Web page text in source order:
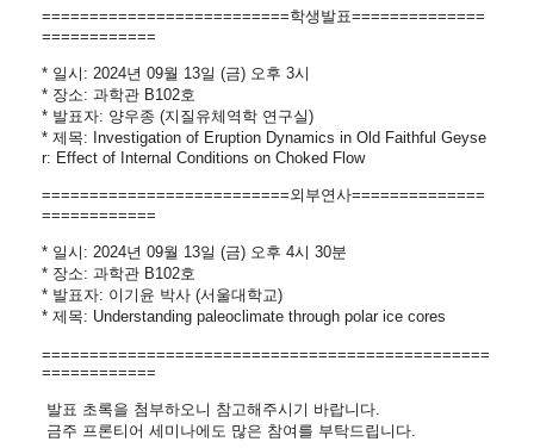
==========================학생발표==============
============
* 일시: 2024년 09월 13일 (금) 오후 3시
* 장소: 과학관 B102호
* 발표자: 양우종 (지질유체역학 연구실)
* 제목: Investigation of Eruption Dynamics in Old Faithful Geyse
r: Effect of Internal Conditions on Choked Flow
==========================외부연사==============
============
* 일시: 2024년 09월 13일 (금) 오후 4시 30분
* 장소: 과학관 B102호
* 발표자: 이기윤 박사 (서울대학교)
* 제목: Understanding paleoclimate through polar ice cores
===============================================
============
발표 초록을 첨부하오니 참고해주시기 바랍니다.
금주 프론티어 세미나에도 많은 참여를 부탁드립니다.